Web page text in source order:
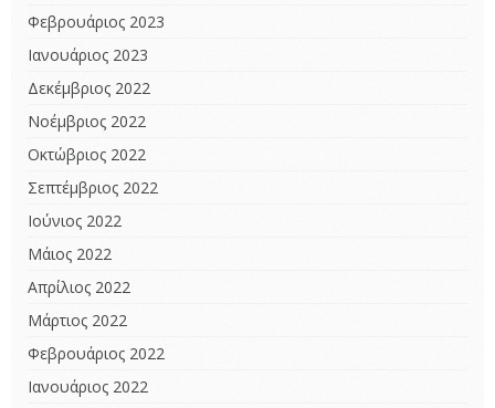
Φεβρουάριος 2023
Ιανουάριος 2023
Δεκέμβριος 2022
Νοέμβριος 2022
Οκτώβριος 2022
Σεπτέμβριος 2022
Ιούνιος 2022
Μάιος 2022
Απρίλιος 2022
Μάρτιος 2022
Φεβρουάριος 2022
Ιανουάριος 2022